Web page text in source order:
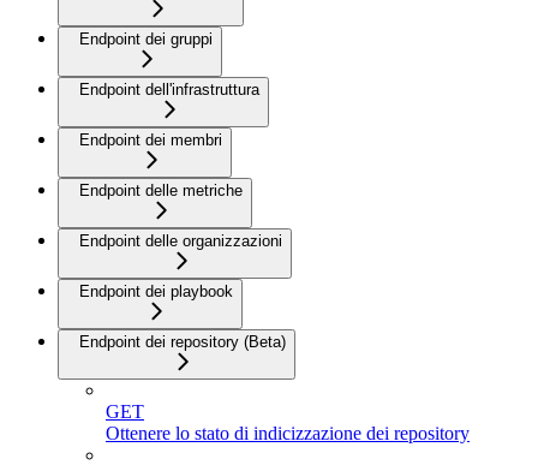
Endpoint dei gruppi
Endpoint dell'infrastruttura
Endpoint dei membri
Endpoint delle metriche
Endpoint delle organizzazioni
Endpoint dei playbook
Endpoint dei repository (Beta)
GET
Ottenere lo stato di indicizzazione dei repository